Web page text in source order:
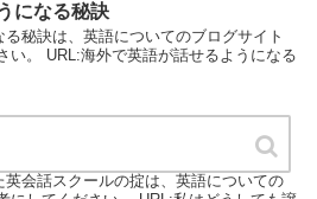
になる秘訣
秘訣は、英語についてのブログサイト
い。 URL:海外で英語が話せるようになる
った英会話スクールの掟
会話スクールの掟は、英語についての